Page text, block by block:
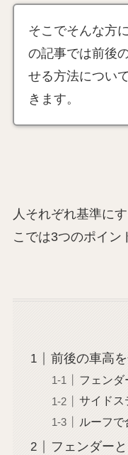
そこでそんな方
の記事では前後
せる方法につい
きます。
人それぞれ基準に
こでは3つのポイン
前後の車高
フェンダ
サイドス
ルーフで
フェンダー